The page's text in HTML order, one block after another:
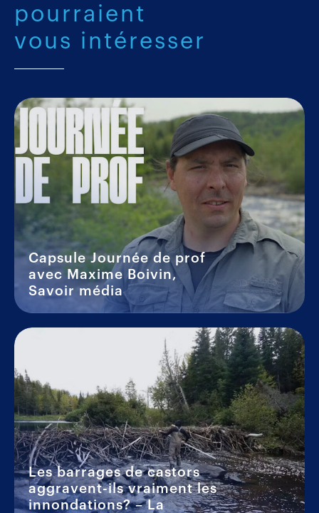
pourraient
vous intéresser
Capsule Journée de prof
avec Maxime Boivin,
Savoir média
Les barrages de castors
aggravent-ils vraiment les
innondations? – La